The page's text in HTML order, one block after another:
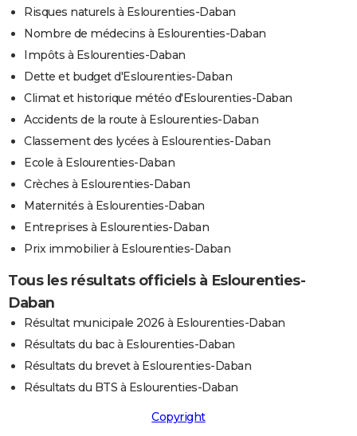
Risques naturels à Eslourenties-Daban
Nombre de médecins à Eslourenties-Daban
Impôts à Eslourenties-Daban
Dette et budget d'Eslourenties-Daban
Climat et historique météo d'Eslourenties-Daban
Accidents de la route à Eslourenties-Daban
Classement des lycées à Eslourenties-Daban
Ecole à Eslourenties-Daban
Crèches à Eslourenties-Daban
Maternités à Eslourenties-Daban
Entreprises à Eslourenties-Daban
Prix immobilier à Eslourenties-Daban
Tous les résultats officiels à Eslourenties-
Daban
Résultat municipale 2026 à Eslourenties-Daban
Résultats du bac à Eslourenties-Daban
Résultats du brevet à Eslourenties-Daban
Résultats du BTS à Eslourenties-Daban
Copyright